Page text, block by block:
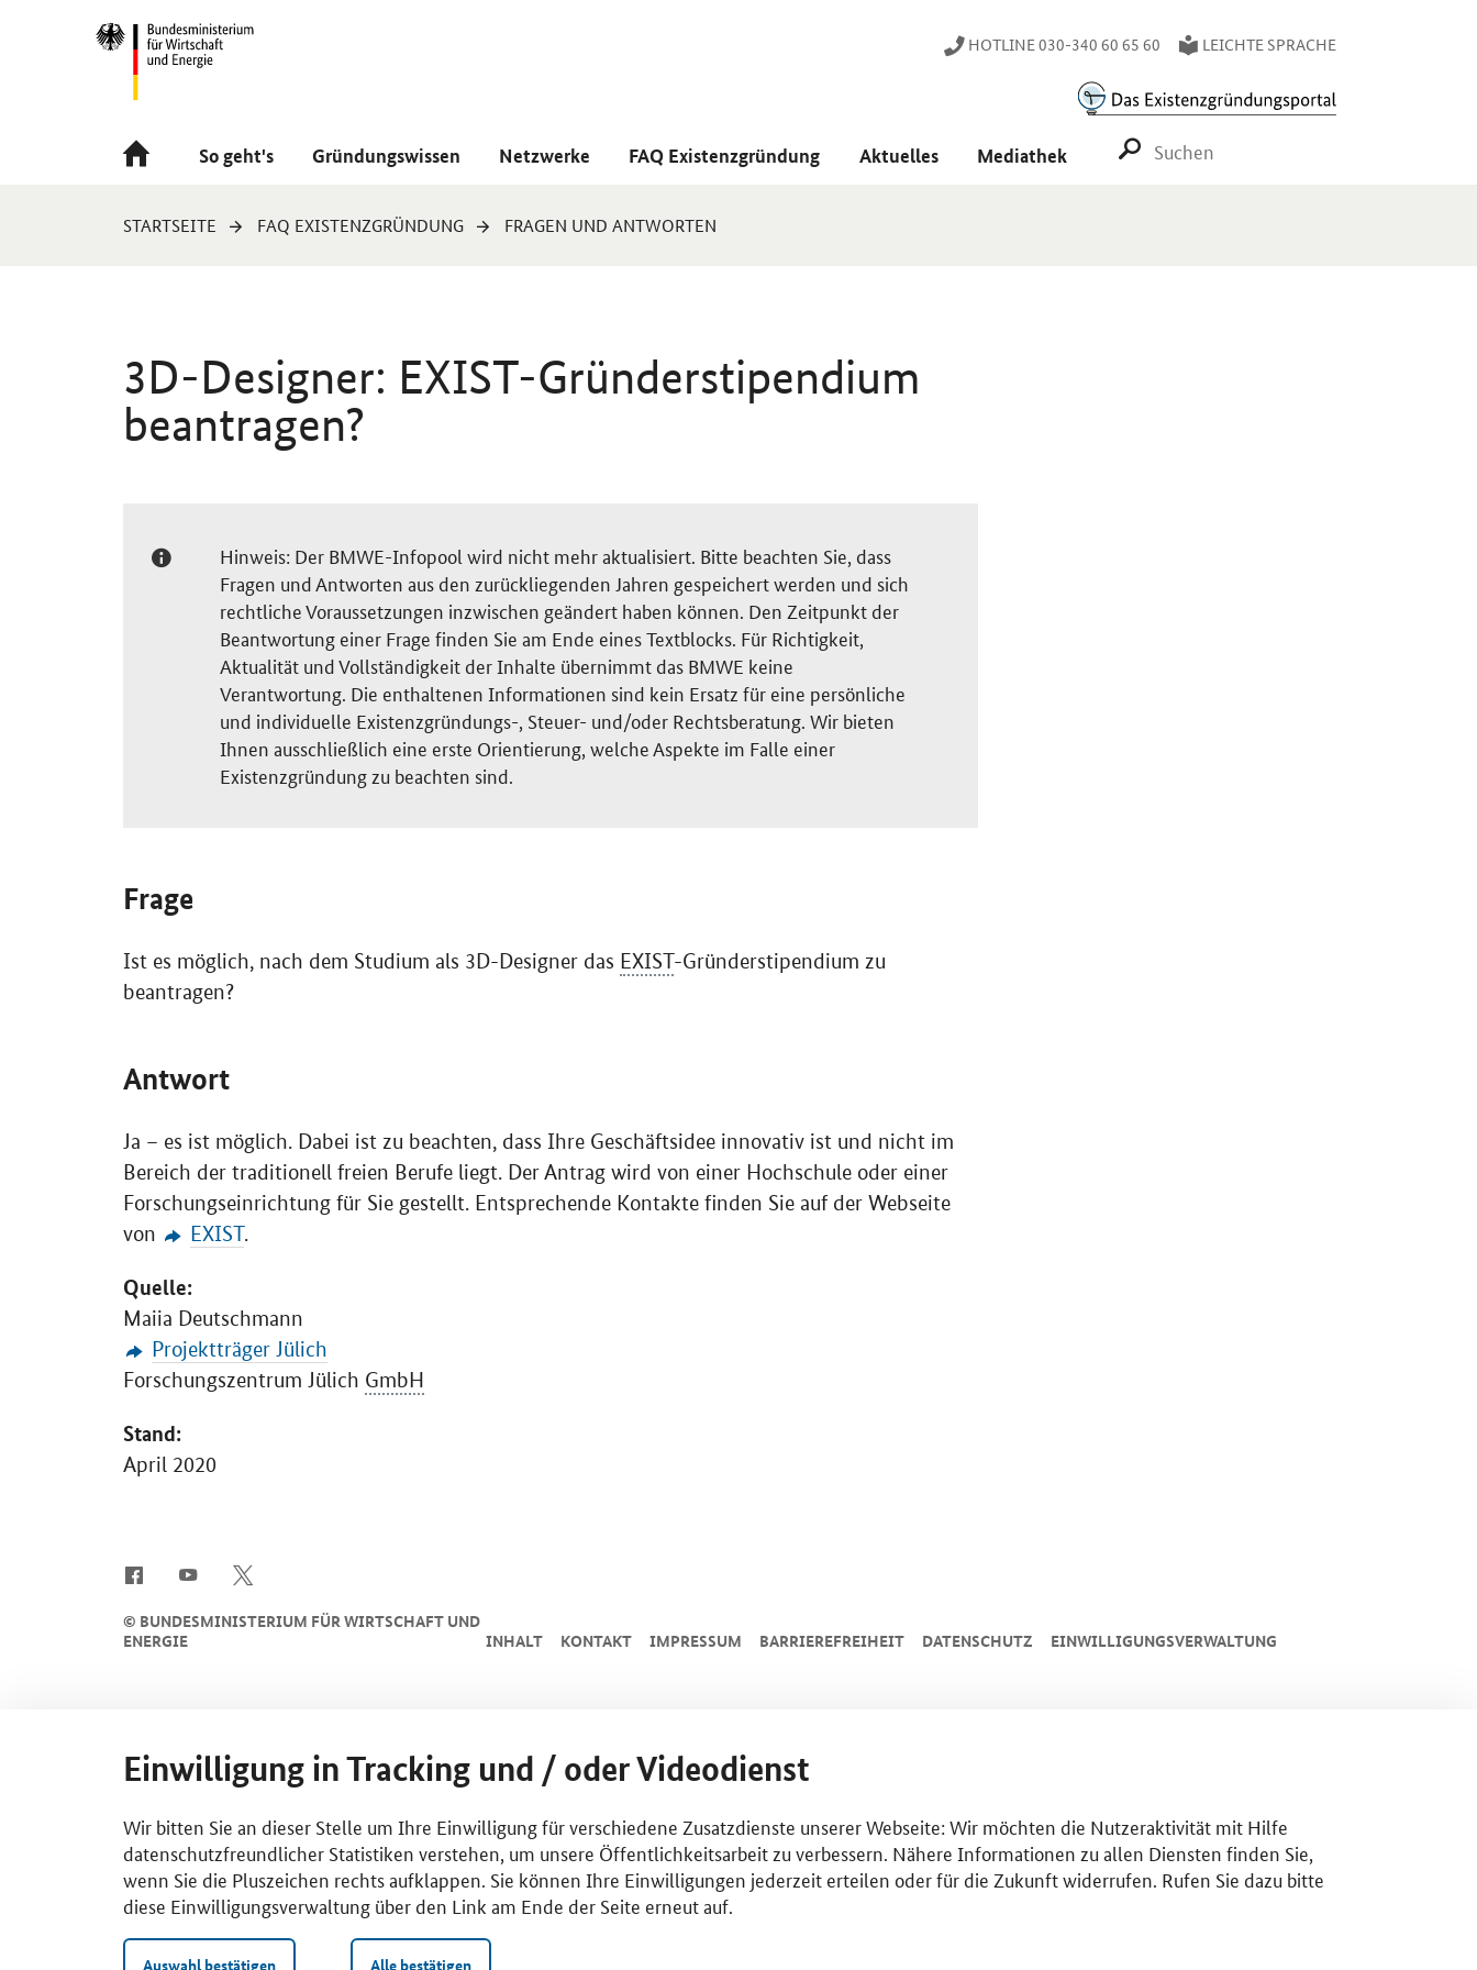
Navigation
Hauptmenü HOTLINE 030-340 60 65 60 LEICHTE SPRACHE
So geht's Gründungswissen Netzwerke FAQ Existenzgründung Aktuelles Mediathek SUCHE STARTEN
Sie
STARTSEITE FAQ EXISTENZGRÜNDUNG FRAGEN UND ANTWORTEN
3D-Designer: EXIST-Gründerstipendium
beantragen?
Hinweis: Der BMWE-Infopool wird nicht mehr aktualisiert. Bitte beachten Sie, dass
Fragen und Antworten aus den zurückliegenden Jahren gespeichert werden und sich
rechtliche Voraussetzungen inzwischen geändert haben können. Den Zeitpunkt der
Beantwortung einer Frage finden Sie am Ende eines Textblocks. Für Richtigkeit,
Aktualität und Vollständigkeit der Inhalte übernimmt das BMWE keine
Verantwortung. Die enthaltenen Informationen sind kein Ersatz für eine persönliche
und individuelle Existenzgründungs-, Steuer- und/oder Rechtsberatung. Wir bieten
Ihnen ausschließlich eine erste Orientierung, welche Aspekte im Falle einer
Existenzgründung zu beachten sind.
Frage
Ist es möglich, nach dem Studium als 3D-Designer das EXIST-Gründerstipendium zu
beantragen?
Antwort
Ja – es ist möglich. Dabei ist zu beachten, dass Ihre Geschäftsidee innovativ ist und nicht im
Bereich der traditionell freien Berufe liegt. Der Antrag wird von einer Hochschule oder einer
Forschungseinrichtung für Sie gestellt. Entsprechende Kontakte finden Sie auf der Webseite
von
EXIST.
Quelle:
Maiia Deutschmann
Projektträger Jülich
Forschungszentrum Jülich GmbH
Stand:
April 2020
© BUNDESMINISTERIUM FÜR WIRTSCHAFT UND
ENERGIE
INHALT KONTAKT IMPRESSUM BARRIEREFREIHEIT DATENSCHUTZ EINWILLIGUNGSVERWALTUNG
Einwilligung in Tracking und / oder Videodienst
Wir bitten Sie an dieser Stelle um Ihre Einwilligung für verschiedene Zusatzdienste unserer Webseite: Wir möchten die Nutzeraktivität mit Hilfe
datenschutzfreundlicher Statistiken verstehen, um unsere Öffentlichkeitsarbeit zu verbessern. Nähere Informationen zu allen Diensten finden Sie,
wenn Sie die Pluszeichen rechts aufklappen. Sie können Ihre Einwilligungen jederzeit erteilen oder für die Zukunft widerrufen. Rufen Sie dazu bitte
diese Einwilligungsverwaltung über den Link am Ende der Seite erneut auf.
Auswahl bestätigen Alle bestätigen